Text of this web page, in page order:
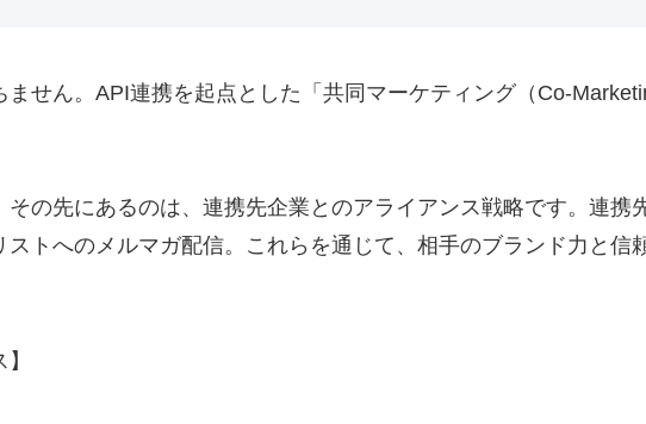
せん。API連携を起点とした「共同マーケティング（Co-
の先にあるのは、連携先企業とのアライアンス戦略です。連携
トへのメルマガ配信。これらを通じて、相手のブランド力と信